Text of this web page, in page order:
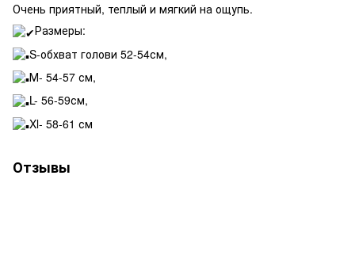
Очень приятный, теплый и мягкий на ощупь.
Размеры:
S-обхват голови 52-54см,
М- 54-57 см,
L- 56-59см,
Xl- 58-61 см
Отзывы